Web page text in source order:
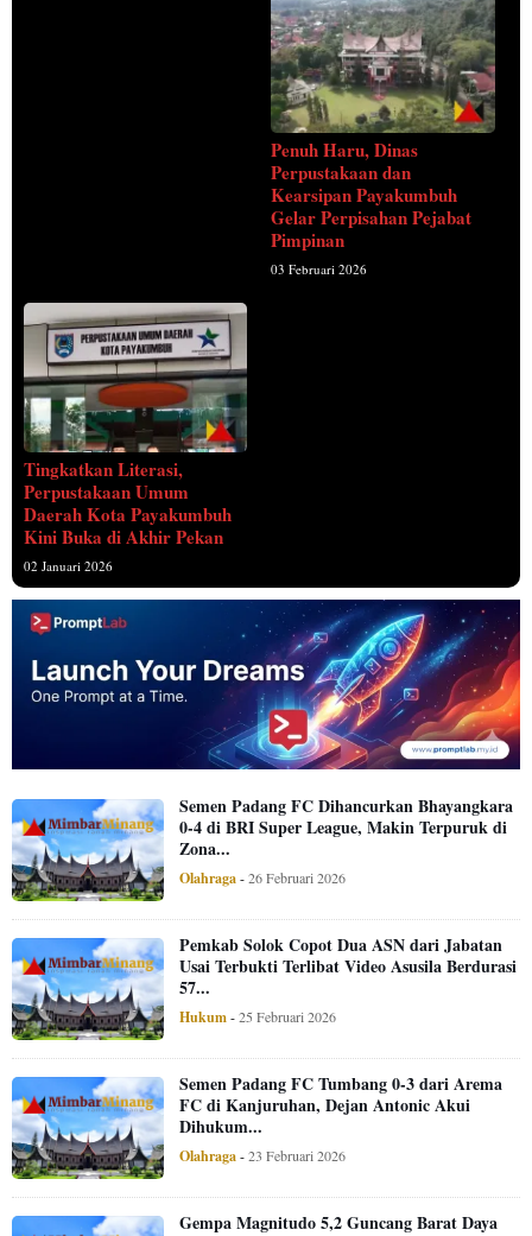
Penuh Haru, Dinas
Perpustakaan dan
Kearsipan Payakumbuh
Gelar Perpisahan Pejabat
Pimpinan
03 Februari 2026
Tingkatkan Literasi,
Perpustakaan Umum
Daerah Kota Payakumbuh
Kini Buka di Akhir Pekan
02 Januari 2026
Semen Padang FC Dihancurkan Bhayangkara
0-4 di BRI Super League, Makin Terpuruk di
Zona...
Olahraga-26 Februari 2026
Pemkab Solok Copot Dua ASN dari Jabatan
Usai Terbukti Terlibat Video Asusila Berdurasi
57...
Hukum-25 Februari 2026
Semen Padang FC Tumbang 0-3 dari Arema
FC di Kanjuruhan, Dejan Antonic Akui
Dihukum...
Olahraga-23 Februari 2026
Gempa Magnitudo 5,2 Guncang Barat Daya